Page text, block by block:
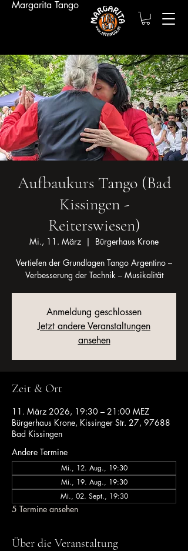
Margarita Tango
Aufbaukurs Tango (Bad
Kissingen -
Reiterswiesen)
Mi., 11. März
  |
Bürgerhaus Krone
Vertiefen der Grundlagen Tango Argentino –
Verbesserung der Technik – Musikalität
Anmeldung geschlossen
Jetzt andere Veranstaltungen
ansehen
Zeit & Ort
11. März 2026, 19:30 – 21:00 MEZ
Bürgerhaus Krone, Kissinger Str. 27, 97688
Bad Kissingen
Andere Termine
Mi., 12. Aug., 19:30
Mi., 19. Aug., 19:30
Mi., 02. Sept., 19:30
5 Termine ansehen
Über die Veranstaltung